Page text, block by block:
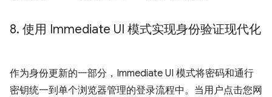
8. 使用 Immediate UI 模式实现身份验证现代化
作为身份更新的一部分，Immediate UI 模式将密码和通行
密钥统一到单个浏览器管理的登录流程中。当用户点击您网